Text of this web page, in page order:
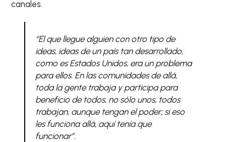
canales.
“El que llegue alguien con otro tipo de
ideas, ideas de un país tan desarrollado,
como es Estados Unidos, era un problema
para ellos. En las comunidades de allá,
toda la gente trabaja y participa para
beneficio de todos, no sólo unos, todos
trabajan, aunque tengan el poder; si eso
les funciona allá, aquí tenía que
funcionar”.